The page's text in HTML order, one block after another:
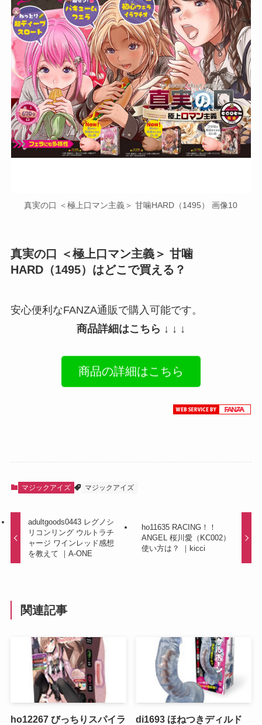
真実の口 ＜極上口マン主義＞ 甘噛HARD（1495） 画像10
真実の口 ＜極上口マン主義＞ 甘噛
HARD（1495）はどこで買える？
安心便利なFANZA通販で購入可能です。
商品詳細はこちら ↓ ↓ ↓
商品の詳細はこちら
マジックアイズ マジックアイズ
adultgoods0443 レグノシ
リコンリング ウルトラチ
ャージ ワインレッド感想
を教えて ｜A-ONE
ho11635 RACING！！
ANGEL 桜川愛（KC002）
使い方は？ ｜kicci
関連記事
ho12267 びっちりスパイラ
di1693 ほねつきディルド